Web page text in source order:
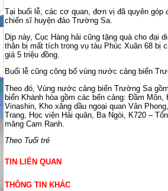
Tại buổi lễ, các cơ quan, đơn vị đã quyên
chiến sĩ huyện đảo Trường Sa.
Dịp này, Cục Hàng hải cũng tặng quà cho đại
thân bị mất tích trong vụ tàu Phúc Xuân 68 bị
giá 5 triệu đồng.
Buổi lễ cũng công bố vùng nước cảng biển
Theo đó, Vùng nước cảng biển Trường Sa
biển Khánh hòa gồm các bến cảng: Đầm Môn,
Vinashin, Kho xăng dầu ngoại quan Vân
Trang, Học viện Hải quân, Ba Ngòi, K720 –
măng Cam Ranh.
Theo Tuổi trẻ
TIN LIÊN QUAN
THÔNG TIN KHÁC